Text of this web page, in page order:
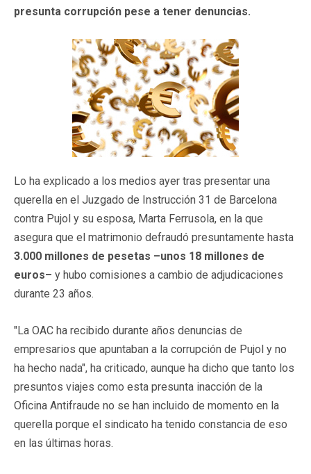
presunta corrupción pese a tener denuncias.
Lo ha explicado a los medios ayer tras presentar una
querella en el Juzgado de Instrucción 31 de Barcelona
contra Pujol y su esposa, Marta Ferrusola, en la que
asegura que el matrimonio defraudó presuntamente hasta
3.000 millones de pesetas –unos 18 millones de
euros– y hubo comisiones a cambio de adjudicaciones
durante 23 años.
"La OAC ha recibido durante años denuncias de
empresarios que apuntaban a la corrupción de Pujol y no
ha hecho nada", ha criticado, aunque ha dicho que tanto los
presuntos viajes como esta presunta inacción de la
Oficina Antifraude no se han incluido de momento en la
querella porque el sindicato ha tenido constancia de eso
en las últimas horas.